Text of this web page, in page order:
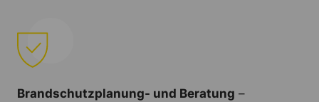
Brandschutzplanung- und Beratung –